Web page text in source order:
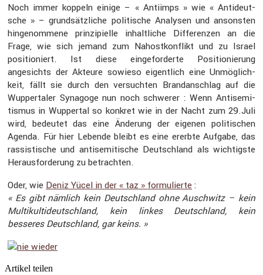
Noch immer koppeln einige – « Antiimps » wie « Antideut­
sche » – grund­sätz­liche politi­sche Analysen und ansonsten
hinge­nom­mene prinzi­pi­elle inhalt­liche Diffe­renzen an die
Frage, wie sich jemand zum Nahost­kon­flikt und zu Israel
positio­niert. Ist diese einge­for­derte Positio­nie­rung
angesichts der Akteure sowieso eigent­lich eine Unmög­lich­
keit, fällt sie durch den versuchten Brand­an­schlag auf die
Wupper­taler Synagoge nun noch schwerer : Wenn Antise­mi­
tismus in Wuppertal so konkret wie in der Nacht zum 29.Juli
wird, bedeutet das eine Änderung der eigenen politi­schen
Agenda. Für hier Lebende bleibt es eine ererbte Aufgabe, das
rassis­ti­sche und antise­mi­ti­sche Deutsch­land als wichtigste
Heraus­for­de­rung zu betrachten.
Oder, wie Deniz Yücel in der « taz » formu­lierte:
« Es gibt nämlich kein Deutsch­land ohne Ausch­witz – kein
Multi­kult­ideutsch­land, kein linkes Deutsch­land, kein
besseres Deutsch­land, gar keins. »
Artikel teilen